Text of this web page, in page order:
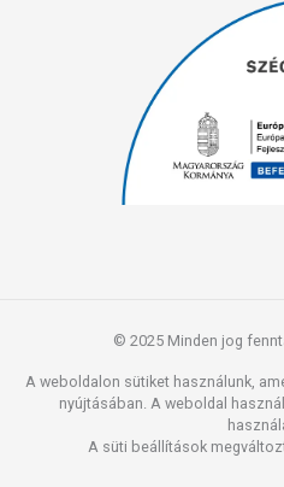
© 2025 Minden jog
A weboldalon sütiket használunk,
nyújtásában. A weboldal
A süti beállítások